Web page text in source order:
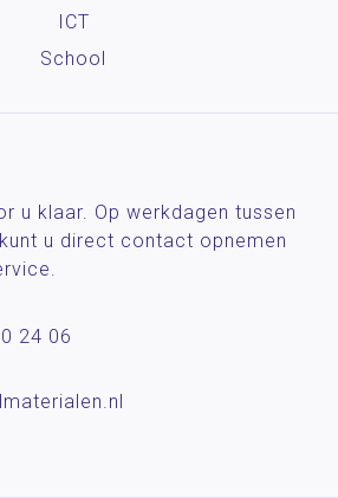
ICT
School
u klaar. Op werkdagen tussen
u direct contact opnemen
24 06